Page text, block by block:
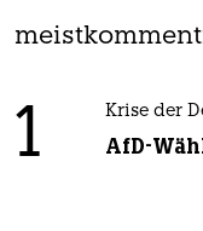
1 Krise der
AfD-